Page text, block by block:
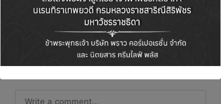
Leave a Reply
Your email address will not be published.
Required fields are marked